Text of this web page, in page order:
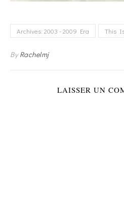
Archives: 2003 - 2009 Era This
ByRachelmj
LAISSER UN